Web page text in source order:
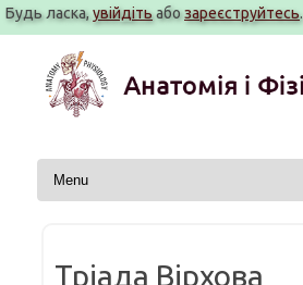
Будь ласка,увійдітьабозареєструйтесь.
вмісту
Тріада Вірхова